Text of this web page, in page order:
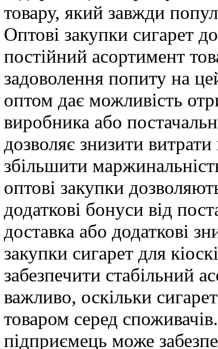
товару, який завжди
Оптові закупки сигарет
постійний асортимент
задоволення попиту на
оптом дає можливість
виробника або
дозволяє знизити
збільшити
оптові закупки
додаткові бонуси від
доставка або додаткові
закупки сигарет для
забезпечити стабільний
важливо, оскільки
товаром серед
підприємець може